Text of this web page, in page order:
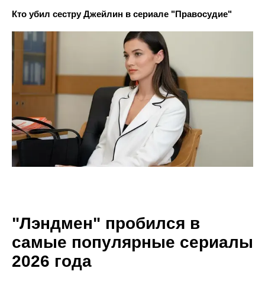
Кто убил сестру Джейлин в сериале "Правосудие"
"Лэндмен" пробился в
самые популярные сериалы
2026 года